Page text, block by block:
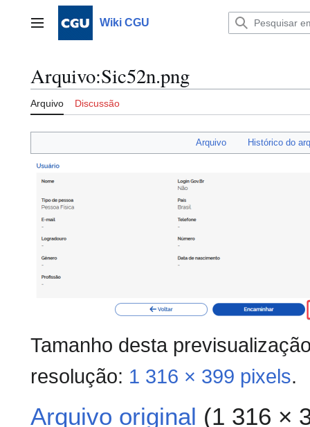
Menu principalWiki CGU
Arquivo:Sic52n.png
Arquivo Discussão
Arquivo Histórico do
Tamanho desta
resolução: 1 316 × 399 pixels.
Arquivo original (1 316 ×